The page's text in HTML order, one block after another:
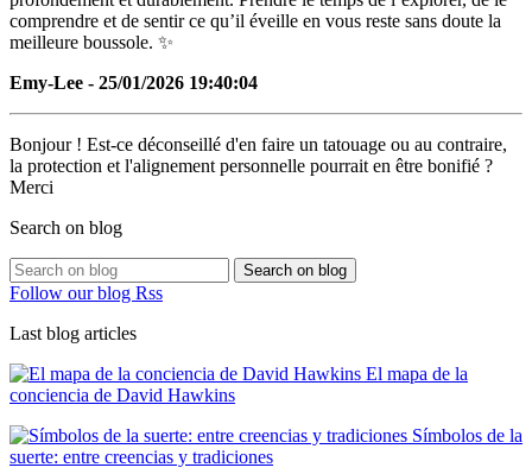
comprendre et de sentir ce qu’il éveille en vous reste sans doute la
meilleure boussole. ✨
Emy-Lee - 25/01/2026 19:40:04
Bonjour ! Est-ce déconseillé d'en faire un tatouage ou au contraire,
la protection et l'alignement personnelle pourrait en être bonifié ?
Merci
Search on blog
Search on blog
Follow our blog Rss
Last blog articles
El mapa de la
conciencia de David Hawkins
Símbolos de la
suerte: entre creencias y tradiciones